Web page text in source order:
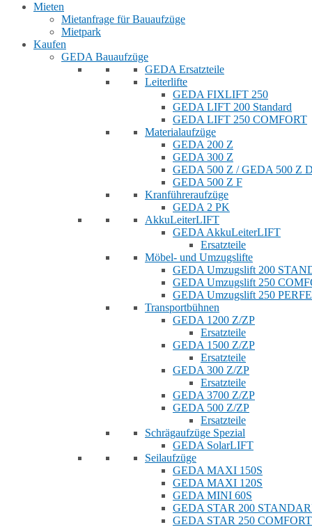
Mieten
Mietanfrage für Bauaufzüge
Mietpark
Kaufen
GEDA Bauaufzüge
GEDA Ersatzteile
Leiterlifte
GEDA FIXLIFT 250
GEDA LIFT 200 Standard
GEDA LIFT 250 COMFORT
Materialaufzüge
GEDA 200 Z
GEDA 300 Z
GEDA 500 Z / GEDA 500 Z
GEDA 500 Z F
Kranführeraufzüge
GEDA 2 PK
AkkuLeiterLIFT
GEDA AkkuLeiterLIFT
Ersatzteile
Möbel- und Umzugslifte
GEDA Umzugslift 200
GEDA Umzugslift 250
GEDA Umzugslift 250
Transportbühnen
GEDA 1200 Z/ZP
Ersatzteile
GEDA 1500 Z/ZP
Ersatzteile
GEDA 300 Z/ZP
Ersatzteile
GEDA 3700 Z/ZP
GEDA 500 Z/ZP
Ersatzteile
Schrägaufzüge Spezial
GEDA SolarLIFT
Seilaufzüge
GEDA MAXI 150S
GEDA MAXI 120S
GEDA MINI 60S
GEDA STAR 200
GEDA STAR 250 COMFORT